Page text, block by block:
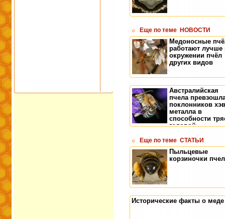
Еще по теме НОВОСТИ
Медоносные
работают лучше
окружении пчёл
других видов
Австралийская
пчела
поклонников
металла в
способности
головой
Еще по теме СТАТЬИ
Пыльцевые
корзиночки
Исторические факты о меде